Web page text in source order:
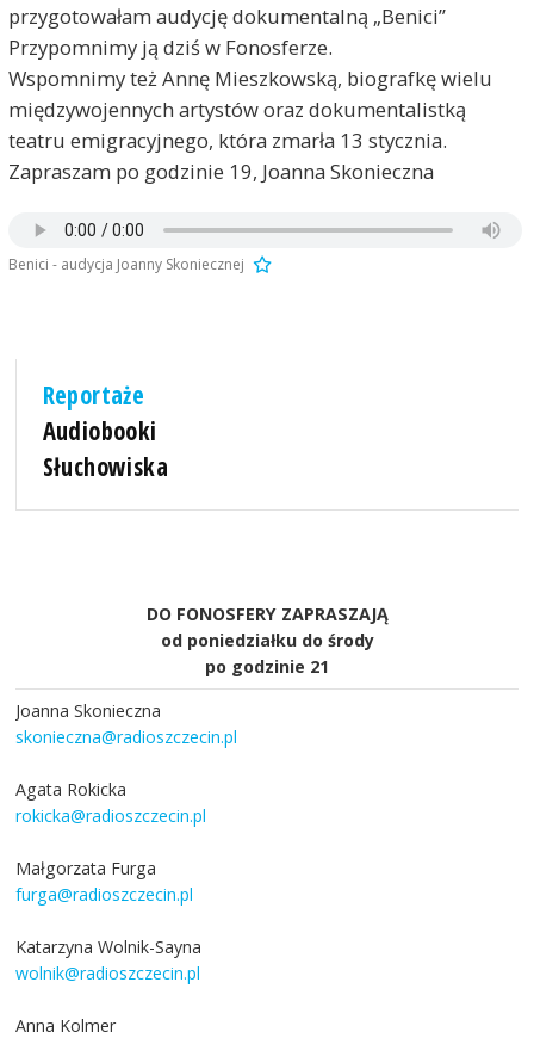
przygotowałam audycję dokumentalną „Benici”
Przypomnimy ją dziś w Fonosferze.
Wspomnimy też Annę Mieszkowską, biografkę wielu
międzywojennych artystów oraz dokumentalistką
teatru emigracyjnego, która zmarła 13 stycznia.
Zapraszam po godzinie 19, Joanna Skonieczna
Benici - audycja Joanny Skoniecznej
Reportaże
Audiobooki
Słuchowiska
DO FONOSFERY ZAPRASZAJĄ
od poniedziałku do środy
po godzinie 21
Joanna Skonieczna
skonieczna@radioszczecin.pl
Agata Rokicka
rokicka@radioszczecin.pl
Małgorzata Furga
furga@radioszczecin.pl
Katarzyna Wolnik-Sayna
wolnik@radioszczecin.pl
Anna Kolmer